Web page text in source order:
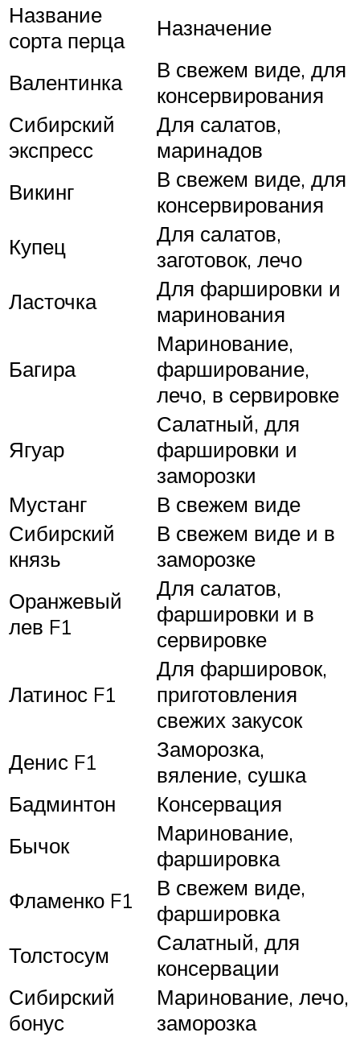
Название
сорта перца
Назначение
Валентинка
В свежем виде, для
консервирования
Сибирский
экспресс
Для салатов,
маринадов
Викинг
В свежем виде, для
консервирования
Купец
Для салатов,
заготовок, лечо
Ласточка
Для фаршировки и
маринования
Багира
Маринование,
фарширование,
лечо, в сервировке
Ягуар
Салатный, для
фаршировки и
заморозки
Мустанг
В свежем виде
Сибирский
князь
В свежем виде и в
заморозке
Оранжевый
лев F1
Для салатов,
фаршировки и в
сервировке
Латинос F1
Для фаршировок,
приготовления
свежих закусок
Денис F1
Заморозка,
вяление, сушка
Бадминтон
Консервация
Бычок
Маринование,
фаршировка
Фламенко F1
В свежем виде,
фаршировка
Толстосум
Салатный, для
консервации
Сибирский
бонус
Маринование, лечо,
заморозка